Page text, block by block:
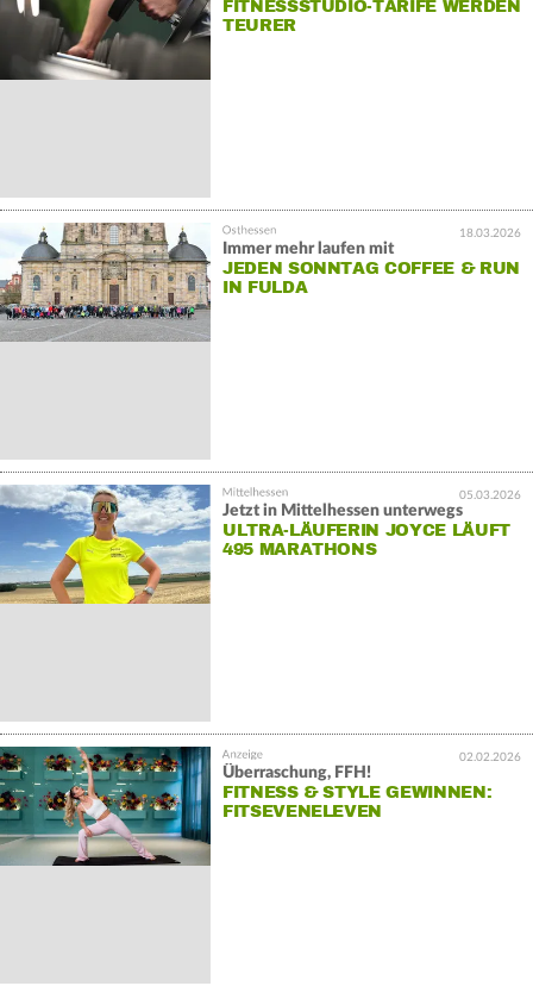
FITNESSSTUDIO-TARIFE WERDEN
TEURER
18.03.2026
Immer mehr laufen mit
JEDEN SONNTAG COFFEE & RUN
IN FULDA
05.03.2026
Jetzt in Mittelhessen unterwegs
ULTRA-LÄUFERIN JOYCE LÄUFT
495 MARATHONS
02.02.2026
Überraschung, FFH!
FITNESS & STYLE GEWINNEN:
FITSEVENELEVEN